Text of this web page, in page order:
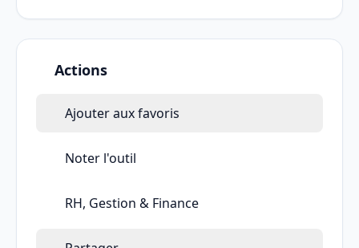
Actions
Ajouter aux favoris
Noter l'outil
RH, Gestion & Finance